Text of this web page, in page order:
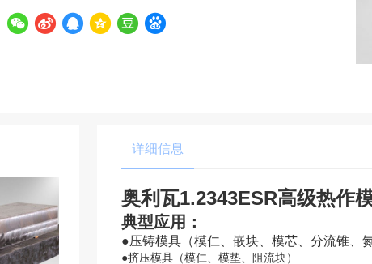
详细信息
奥利瓦1.2343ESR高级热作
典型应用：
●压铸模具（模仁、嵌块、模芯、分流锥、
●挤压模具（模仁、模垫、阻流块）